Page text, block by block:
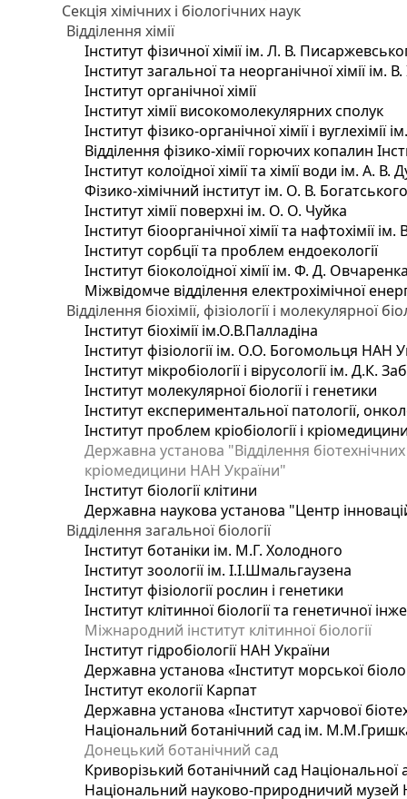
Секція хімічних і біологічних наук
Відділення хімії
Інститут фізичної хімії ім. Л. В.
Інститут загальної та неорганічної хімії ім.
Інститут органічної хімії
Інститут хімії високомолекулярних сполук
Інститут фізико-органічної хімії і
Відділення фізико-хімії горючих копалин
Інститут колоїдної хімії та хімії води ім. А.
Фізико-хімічний інститут ім. О. В.
Інститут хімії поверхні ім. О. О. Чуйка
Інститут біоорганічної хімії та нафтохімії
Інститут сорбції та проблем ендоекології
Інститут біоколоїдної хімії ім. Ф. Д.
Міжвідомче відділення електрохімічної
Відділення біохімії, фізіології і молекулярної
Інститут біохімії ім.О.В.Палладіна
Інститут фізіології ім. О.О. Богомольця НАН
Інститут мікробіології і вірусології ім. Д.К.
Інститут молекулярної біології і генетики
Інститут експериментальної патології,
Інститут проблем кріобіології і
Державна установа "Відділення
кріомедицини НАН України"
Інститут біології клітини
Державна наукова установа "Центр
Відділення загальної біології
Інститут ботаніки ім. М.Г. Холодного
Інститут зоології ім. І.І.Шмальгаузена
Інститут фізіології рослин і генетики
Інститут клітинної біології та генетичної
Міжнародний інститут клітинної біології
Інститут гідробіології НАН України
Державна установа «Інститут морської
Інститут екології Карпат
Державна установа «Інститут харчової
Національний ботанічний сад ім.
Донецький ботанічний сад
Криворізький ботанічний сад Національної
Національний науково-природничий музей